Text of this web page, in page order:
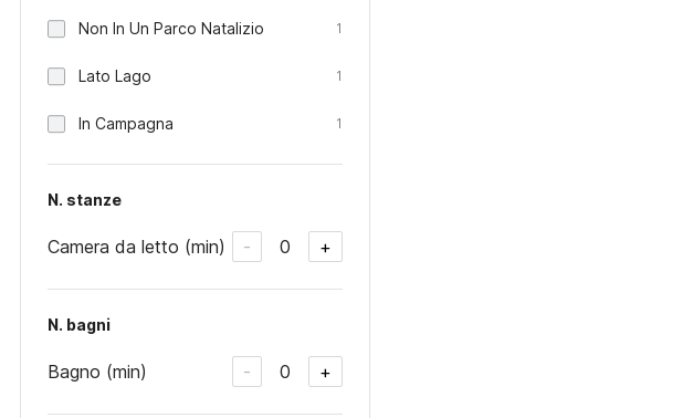
Non In Un Parco Natalizio 1
Lato Lago 1
In Campagna 1
N. stanze
Camera da letto (min) - 0 +
N. bagni
Bagno (min) - 0 +